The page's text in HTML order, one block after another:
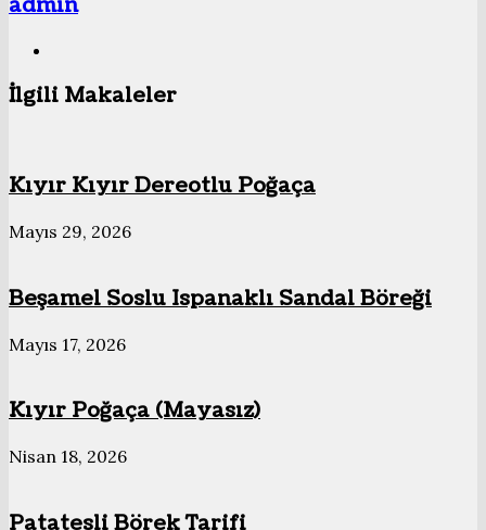
İlgili Makaleler
Kıyır Kıyır Dereotlu Poğaça
Mayıs 29, 2026
Beşamel Soslu Ispanaklı Sandal Böreği
Mayıs 17, 2026
Kıyır Poğaça (Mayasız)
Nisan 18, 2026
Patatesli Börek Tarifi